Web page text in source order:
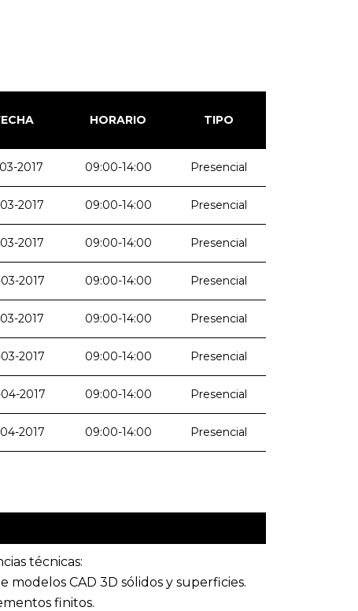
HORARIO TIPO
2017 09:00-14:00 Presencial
2017 09:00-14:00 Presencial
2017 09:00-14:00 Presencial
2017 09:00-14:00 Presencial
2017 09:00-14:00 Presencial
2017 09:00-14:00 Presencial
2017 09:00-14:00 Presencial
2017 09:00-14:00 Presencial
técnicas:
CAD 3D sólidos y superficies.
finitos.